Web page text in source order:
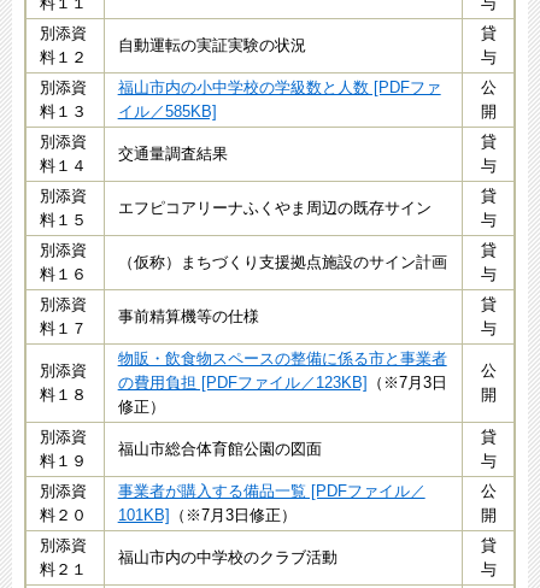
別添資
料１２
自動運転の実証実験の状況
​貸
与
別添資
料１３
福山市内の小中学校の学級数と人数 [PDFファ
イル／585KB]
​公
開
別添資
料１４
交通量調査結果
​貸
与
別添資
料１５
エフピコアリーナふくやま周辺の既存サイン
​貸
与
別添資
料１６
（仮称）まちづくり支援拠点施設のサイン計画
​貸
与
別添資
料１７
事前精算機等の仕様
​貸
与
別添資
料１８
物販・飲食物スペースの整備に係る市と事業者
の費用負担 [PDFファイル／123KB] （※7月3日
修正）​​
​公
開
別添資
料１９
福山市総合体育館公園の図面
​貸
与
別添資
料２０
事業者が購入する備品一覧 [PDFファイル／
101KB] （※7月3日修正）​​
​公
開
別添資
料２１
福山市内の中学校のクラブ活動
​貸
与